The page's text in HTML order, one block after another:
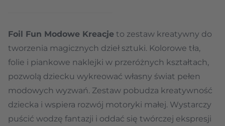
Foil Fun Modowe Kreacje to zestaw kreatywny do
tworzenia magicznych dzieł sztuki. Kolorowe tła,
folie i piankowe naklejki w przeróżnych kształtach,
pozwolą dziecku wykreować własny świat pełen
modowych wyzwań. Zestaw pobudza kreatywność
dziecka i wspiera rozwój motoryki małej. Wystarczy
puścić wodzę fantazji i oddać się twórczej ekspresji